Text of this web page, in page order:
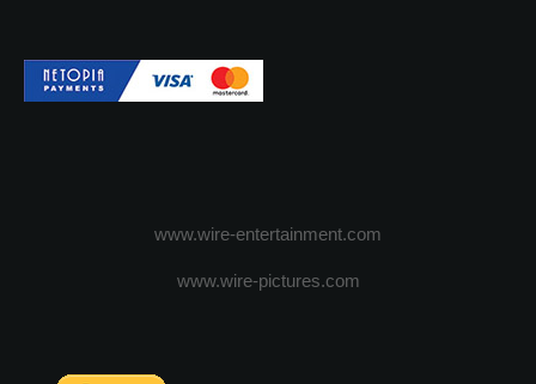
www.wire-entertainment.com
www.wire-pictures.com